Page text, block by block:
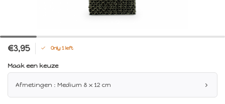
€3,95 Only 1 left
Maak een keuze
Afmetingen : Medium 8 x 12 cm